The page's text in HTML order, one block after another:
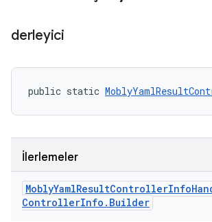
derleyici
public static
İlerlemeler
MoblyYamlResultControllerInfo
ControllerInfo . Builder